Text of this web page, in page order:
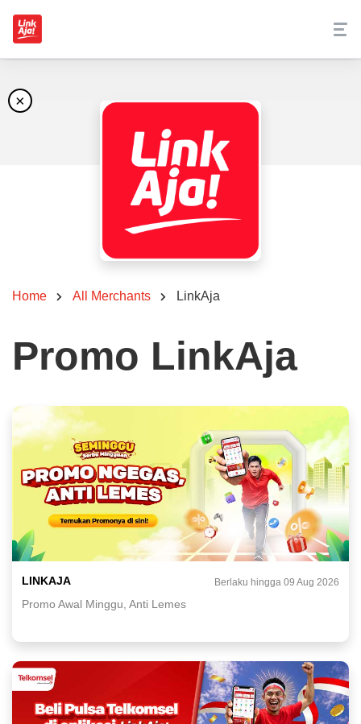
Home All Merchants LinkAja
Promo LinkAja
LINKAJA Berlaku hingga 09 Aug 2026
Promo Awal Minggu, Anti Lemes
×